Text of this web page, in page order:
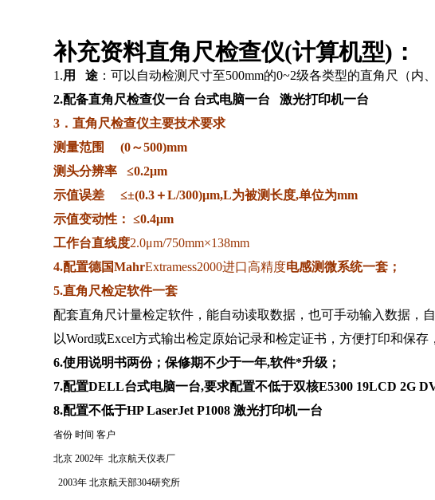
补充资料直角尺检查仪(计算机型)：
1.用 途 ：可以自动检测尺寸至500mm的0~2级各类型的直角尺（内
2.配备直角尺检查仪一台 台式电脑一台 激光打印机一台
3．直角尺检查仪主要技术要求
测量范围 (0～500)mm
测头分辨率 ≤0.2μm
示值误差 ≤±(0.3＋L/300)μm,L为被测长度,单位为mm
示值变动性： ≤0.4μm
工作台直线度2.0μm/750mm×138mm
4.配置德国MahrExtramess2000进口高精度电感测微系统一套；
5.直角尺检定软件一套
配套直角尺计量检定软件，能自动读取数据，也可手动输入数据，
以Word或Excel方式输出检定原始记录和检定证书，方便打印和保
6.使用说明书两份；保修期不少于一年,软件*升级；
7.配置DELL台式电脑一台,要求配置不低于双核E5300 19LCD 2G
8.配置不低于HP LaserJet P1008 激光打印机一台
省份 时间 客户
北京 2002年 北京航天仪表厂
2003年 北京航天部304研究所